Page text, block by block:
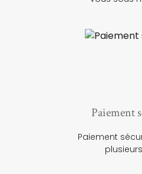
Paiement
Paiement